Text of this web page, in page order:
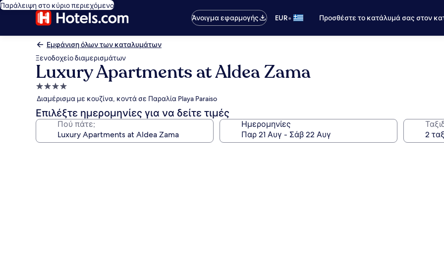
Παράλειψη στο κύριο περιεχόμενο
Άνοιγμα εφαρμογής
EUR• Προσθέστε το κατάλυμά σας στον
Εμφάνιση όλων των καταλυμάτων
Ξενοδοχείο διαμερισμάτων
Luxury Apartments at Aldea Zama
Κατάλυμα
με
4.0
αστέρια
Διαμέρισμα με κουζίνα, κοντά σε Παραλία Playa Paraiso
Επιλέξτε ημερομηνίες για να δείτε τιμές
Πού πάτε; Ημερομηνίες